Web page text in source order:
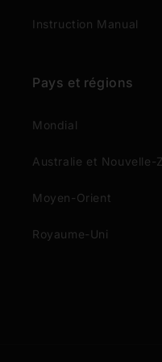
Instruction Manual
Pays et régions
Mondial
Australie et Nouvelle-
Moyen-Orient
Royaume-Uni